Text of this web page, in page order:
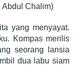
Abdul Chalim)
yang menyayat.
Kompas merilis
seorang lansia
dua labu siam